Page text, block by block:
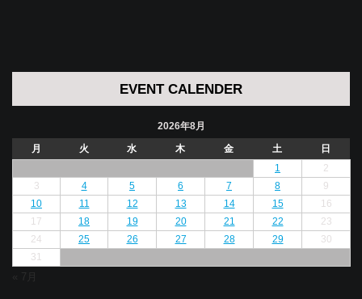
EVENT CALENDER
2026年8月
月
火 水 木 金 土
日
1
2
3
4 5 6 7 8
9
10
11 12 13 14 15
16
17
18 19 20 21 22
23
24
25 26 27 28 29
30
31
« 7月